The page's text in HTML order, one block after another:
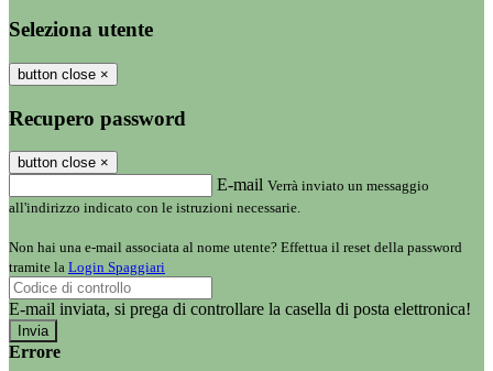
Seleziona utente
button close ×
Recupero password
button close ×
E-mail Verrà inviato un messaggio
all'indirizzo indicato con le istruzioni necessarie.
Non hai una e-mail associata al nome utente? Effettua il reset della password
tramite la Login Spaggiari
E-mail inviata, si prega di controllare la casella di posta elettronica!
Errore